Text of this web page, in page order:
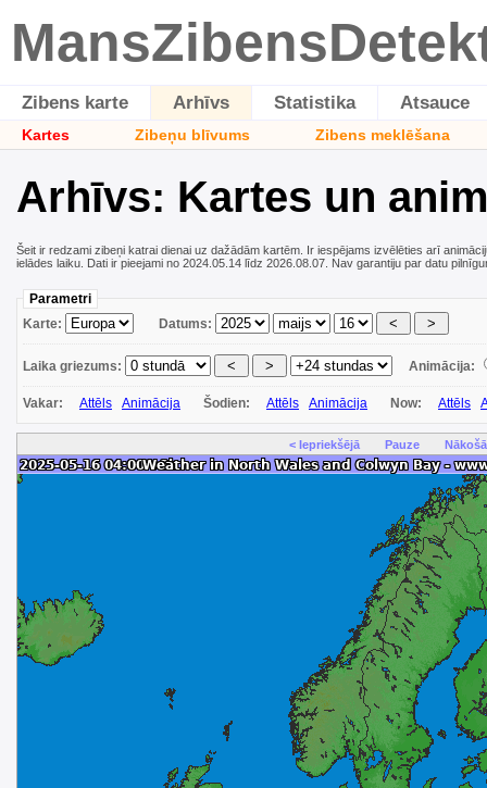
Zibens karte Arhīvs Statistika Atsauce
Kartes Zibeņu blīvums Zibens meklēšana
Arhīvs: Kartes un
Šeit ir redzami zibeņi katrai dienai uz dažādām kartēm. Ir iespējams izvēlēties arī
ielādes laiku. Dati ir pieejami no 2024.05.14 līdz 2026.08.07. Nav garantiju par datu
Parametri
Karte:
Datums:
Laika griezums: Animācija:
Vakar: Attēls Animācija Šodien: Attēls Animācija Now: Attēls
< Iepriekšējā Pauze